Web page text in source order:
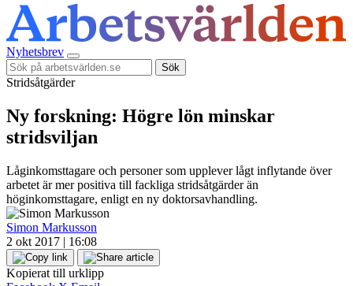
Nyhetsbrev
Sök
Stridsåtgärder
Ny forskning: Högre lön minskar
stridsviljan
Låginkomsttagare och personer som upplever lågt inflytande över
arbetet är mer positiva till fackliga stridsåtgärder än
höginkomsttagare, enligt en ny doktorsavhandling.
Simon Markusson
2 okt 2017 | 16:08
Kopierat till urklipp